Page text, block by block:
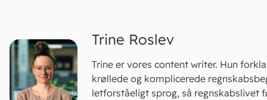
Trine Roslev
Trine er vores content writer. Hun
krøllede og komplicerede
letforståeligt sprog, så regnskabslivet